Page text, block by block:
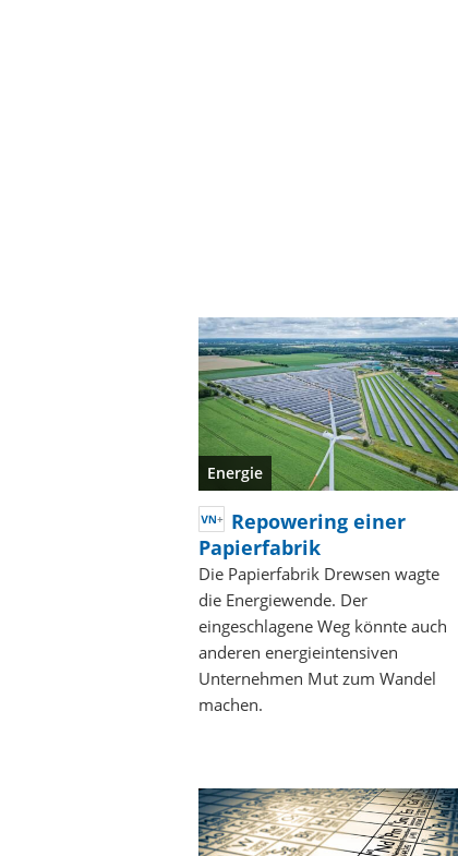
Energie
Repowering einer
Papierfabrik
Die Papierfabrik Drewsen wagte
die Energiewende. Der
eingeschlagene Weg könnte auch
anderen energieintensiven
Unternehmen Mut zum Wandel
machen.